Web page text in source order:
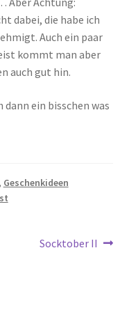
dabei, die habe ich
Auch ein paar
kommt man aber
auch gut hin.
ein bisschen was
, Geschenkideen
Nächster
Socktober II